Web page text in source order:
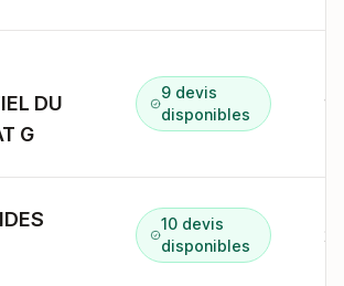
DU
G
9 devis
disponibles
10 devis
disponibles